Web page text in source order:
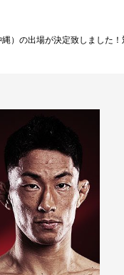
チケット：VVIP 30,000円（アリーナ最前列）/ VIP 10,000円（アリーナ2〜3列目）/ S 6,000円 ※全席指定、全て税込み価格。※当日券は500円増し※小学生以上はチケットが必要放送：10月5日（火）午後5時00分～ ABEMA格闘チャンネル